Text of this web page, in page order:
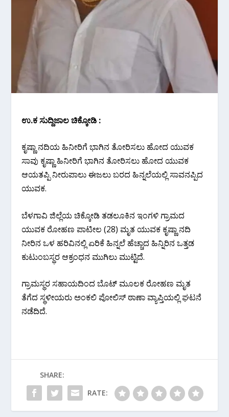
ಉ.ಕ ಸುದ್ದಿಜಾಲ ಚಿಕ್ಕೋಡಿ :
ಕೃಷ್ಣಾ ನದಿಯ ಹಿನೀರಿಗೆ ಭಾಗಿನ ತೋರಿಸಲು ಹೋದ ಯುವಕ
ಸಾವು ಕೃಷ್ಣಾ ಹಿನೀರಿಗೆ ಭಾಗಿನ ತೋರಿಸಲು ಹೋದ ಯುವಕ
ಆಯತಪ್ಪಿ ನೀರುಪಾಲು ಈಜಲು ಬರದ ಹಿನ್ನಲೆಯಲ್ಲಿ ಸಾವನಪ್ಪಿದ
ಯುವಕ.
ಬೆಳಗಾವಿ ಜಿಲ್ಲೆಯ ಚಿಕ್ಕೋಡಿ ತಡಲೂಕಿನ ಇಂಗಳಿ ಗ್ರಾಮದ
ಯುವಕ ರೋಹಣ ಪಾಟೀಲ (28) ಮೃತ ಯುವಕ ಕೃಷ್ಣಾ ನದಿ
ನೀರಿನ ಒಳ ಹರಿವಿನಲ್ಲಿ ಏರಿಕೆ ಹಿನ್ನಲೆ ಹೆಚ್ಚಾದ ಹಿನ್ನಿರಿನ ಒತ್ತಡ
ಕುಟುಂಬಸ್ಥರ ಆಕ್ರಂಧನ ಮುಗಿಲು ಮುಟ್ಟಿದೆ.
ಗ್ರಾಮಸ್ಥರ ಸಹಾಯದಿಂದ ಬೊಟ್ ಮೂಲಕ ರೋಹಣ ಮೃತ
ತೆಗೆದ ಸ್ಥಳೀಯರು ಅಂಕಲಿ ಪೋಲಿಸ್ ಠಾಣಾ ವ್ಯಾಪ್ತಿಯಲ್ಲಿ ಘಟನೆ
ನಡೆದಿದೆ.
SHARE:
RATE: